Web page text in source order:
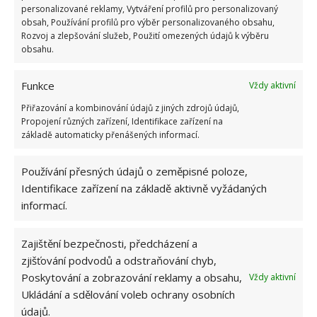
personalizované reklamy, Vytváření profilů pro personalizovaný
obsah, Používání profilů pro výběr personalizovaného obsahu,
Rozvoj a zlepšování služeb, Použití omezených údajů k výběru
obsahu.
Funkce
Vždy aktivní
Přiřazování a kombinování údajů z jiných zdrojů údajů,
Propojení různých zařízení, Identifikace zařízení na
základě automaticky přenášených informací.
Používání přesných údajů o zeměpisné poloze,
Identifikace zařízení na základě aktivně vyžádaných
informací.
Zajištění bezpečnosti, předcházení a
zjišťování podvodů a odstraňování chyb,
Poskytování a zobrazování reklamy a obsahu,
Ukládání a sdělování voleb ochrany osobních
údajů.
Vždy aktivní
Zdroj:Linternaute